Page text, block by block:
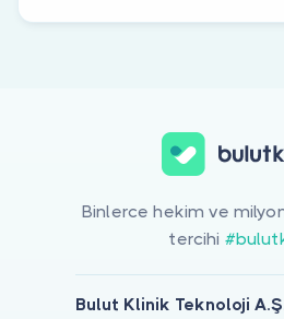
Binlerce hekim ve
tercihi
Bulut Klinik Teknoloji